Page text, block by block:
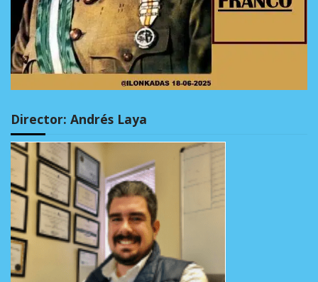
Director: Andrés Laya